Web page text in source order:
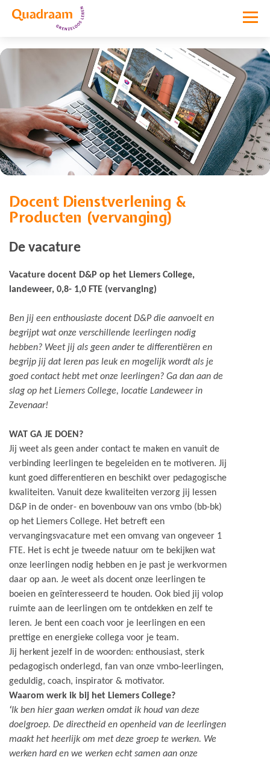
Vacature niet meer actief
Docent Dienstverlening &
Producten (vervanging)
De vacature
Vacature docent D&P op het Liemers College,
landeweer, 0,8- 1,0 FTE (vervanging)
Ben jij een enthousiaste docent D&P die aanvoelt en
begrijpt wat onze verschillende leerlingen nodig
hebben? Weet jij als geen ander te differentiëren en
begrijp jij dat leren pas leuk en mogelijk wordt als je
goed contact hebt met onze leerlingen? Ga dan aan de
slag op het Liemers College, locatie Landeweer in
Zevenaar!
WAT GA JE DOEN?
Jij weet als geen ander contact te maken en vanuit de
verbinding leerlingen te begeleiden en te motiveren. Jij
kunt goed differentieren en beschikt over pedagogische
kwaliteiten. Vanuit deze kwaliteiten verzorg jij lessen
D&P in de onder- en bovenbouw van ons vmbo (bb-bk)
op het Liemers College. Het betreft een
vervangingsvacature met een omvang van ongeveer 1
FTE. Het is echt je tweede natuur om te bekijken wat
onze leerlingen nodig hebben en je past je werkvormen
daar op aan. Je weet als docent onze leerlingen te
boeien en geïnteresseerd te houden. Ook bied jij volop
ruimte aan de leerlingen om te ontdekken en zelf te
leren. Je bent een coach voor je leerlingen en een
prettige en energieke collega voor je team.
Jij herkent jezelf in de woorden: enthousiast, sterk
pedagogisch onderlegd, fan van onze vmbo-leerlingen,
geduldig, coach, inspirator & motivator.
Waarom werk ik bij het Liemers College?
‘Ik ben hier gaan werken omdat ik houd van deze
doelgroep. De directheid en openheid van de leerlingen
maakt het heerlijk om met deze groep te werken. We
werken hard en we werken echt samen aan onze